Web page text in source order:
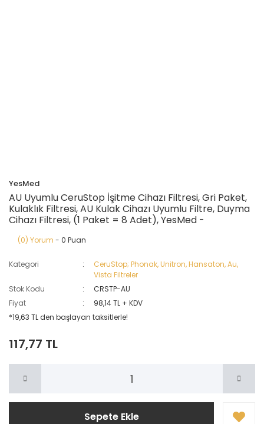
YesMed
AU Uyumlu CeruStop İşitme Cihazı Filtresi, Gri Paket,
Kulaklık Filtresi, AU Kulak Cihazı Uyumlu Filtre, Duyma
Cihazı Filtresi, (1 Paket = 8 Adet), YesMed -
(0) Yorum - 0 Puan
Kategori
CeruStop; Phonak, Unitron, Hansaton, Au,
Vista Filtreler
Stok Kodu
CRSTP-AU
Fiyat
98,14 TL + KDV
*19,63 TL den başlayan taksitlerle!
117,77 TL
Sepete Ekle